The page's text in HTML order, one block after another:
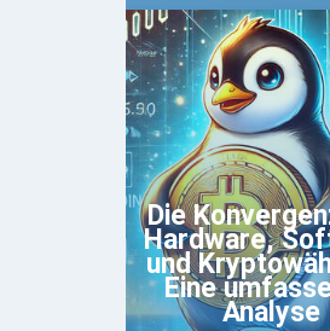
Die
Hardware,
und
Eine
Analyse